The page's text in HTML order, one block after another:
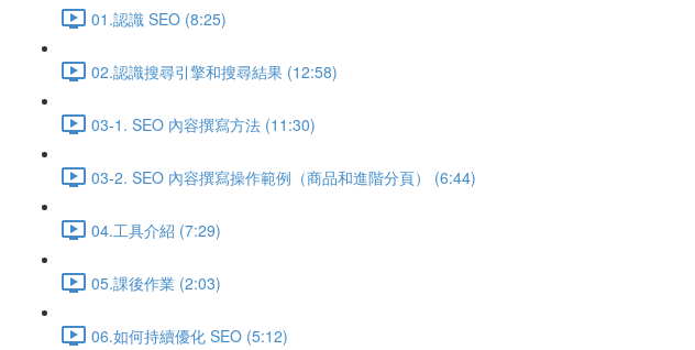
01.認識 SEO (8:25)
02.認識搜尋引擎和搜尋結果 (12:58)
03-1. SEO 內容撰寫方法 (11:30)
03-2. SEO 內容撰寫操作範例（商品和進階分頁） (6:44)
04.工具介紹 (7:29)
05.課後作業 (2:03)
06.如何持續優化 SEO (5:12)